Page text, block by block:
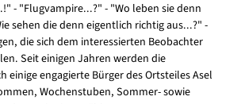
- "Flugvampire...?" - "Wo leben sie denn
sehen die denn eigentlich richtig aus...?" -
die sich dem interessierten Beobachter
Seit einigen Jahren werden die
einige engagierte Bürger des Ortsteiles Asel
Wochenstuben, Sommer- sowie